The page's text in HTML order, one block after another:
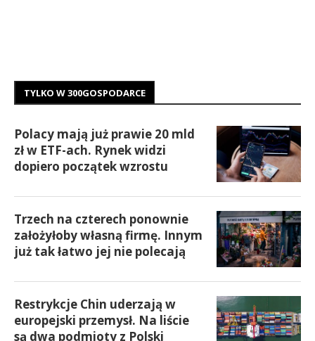
TYLKO W 300GOSPODARCE
Polacy mają już prawie 20 mld
zł w ETF-ach. Rynek widzi
dopiero początek wzrostu
Trzech na czterech ponownie
założyłoby własną firmę. Innym
już tak łatwo jej nie polecają
Restrykcje Chin uderzają w
europejski przemysł. Na liście
są dwa podmioty z Polski